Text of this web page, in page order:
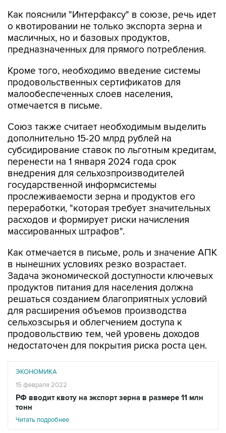
Как пояснили "Интерфаксу" в союзе, речь идет
о квотировании не только экспорта зерна и
масличных, но и базовых продуктов,
предназначенных для прямого потребления.
Кроме того, необходимо введение системы
продовольственных сертификатов для
малообеспеченных слоев населения,
отмечается в письме.
Союз также считает необходимым выделить
дополнительно 15-20 млрд рублей на
субсидирование ставок по льготным кредитам,
перенести на 1 января 2024 года срок
внедрения для сельхозпроизводителей
государственной информсистемы
прослеживаемости зерна и продуктов его
переработки, "которая требует значительных
расходов и формирует риски начисления
массированных штрафов".
Как отмечается в письме, роль и значение АПК
в нынешних условиях резко возрастает.
Задача экономической доступности ключевых
продуктов питания для населения должна
решаться созданием благоприятных условий
для расширения объемов производства
сельхозсырья и облегчением доступа к
продовольствию тем, чей уровень доходов
недостаточен для покрытия риска роста цен.
ЭКОНОМИКА
15 февраля 2022
РФ вводит квоту на экспорт зерна в размере 11 млн
тонн
Читать подробнее